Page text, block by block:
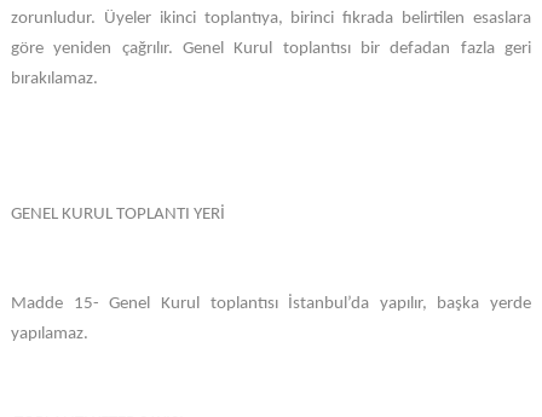
zorunludur. Üyeler ikinci toplantıya, birinci fıkrada belirtilen esaslara
göre yeniden çağrılır. Genel Kurul toplantısı bir defadan fazla geri
bırakılamaz.
GENEL KURUL TOPLANTI YERİ
Madde 15- Genel Kurul toplantısı İstanbul’da yapılır, başka yerde
yapılamaz.